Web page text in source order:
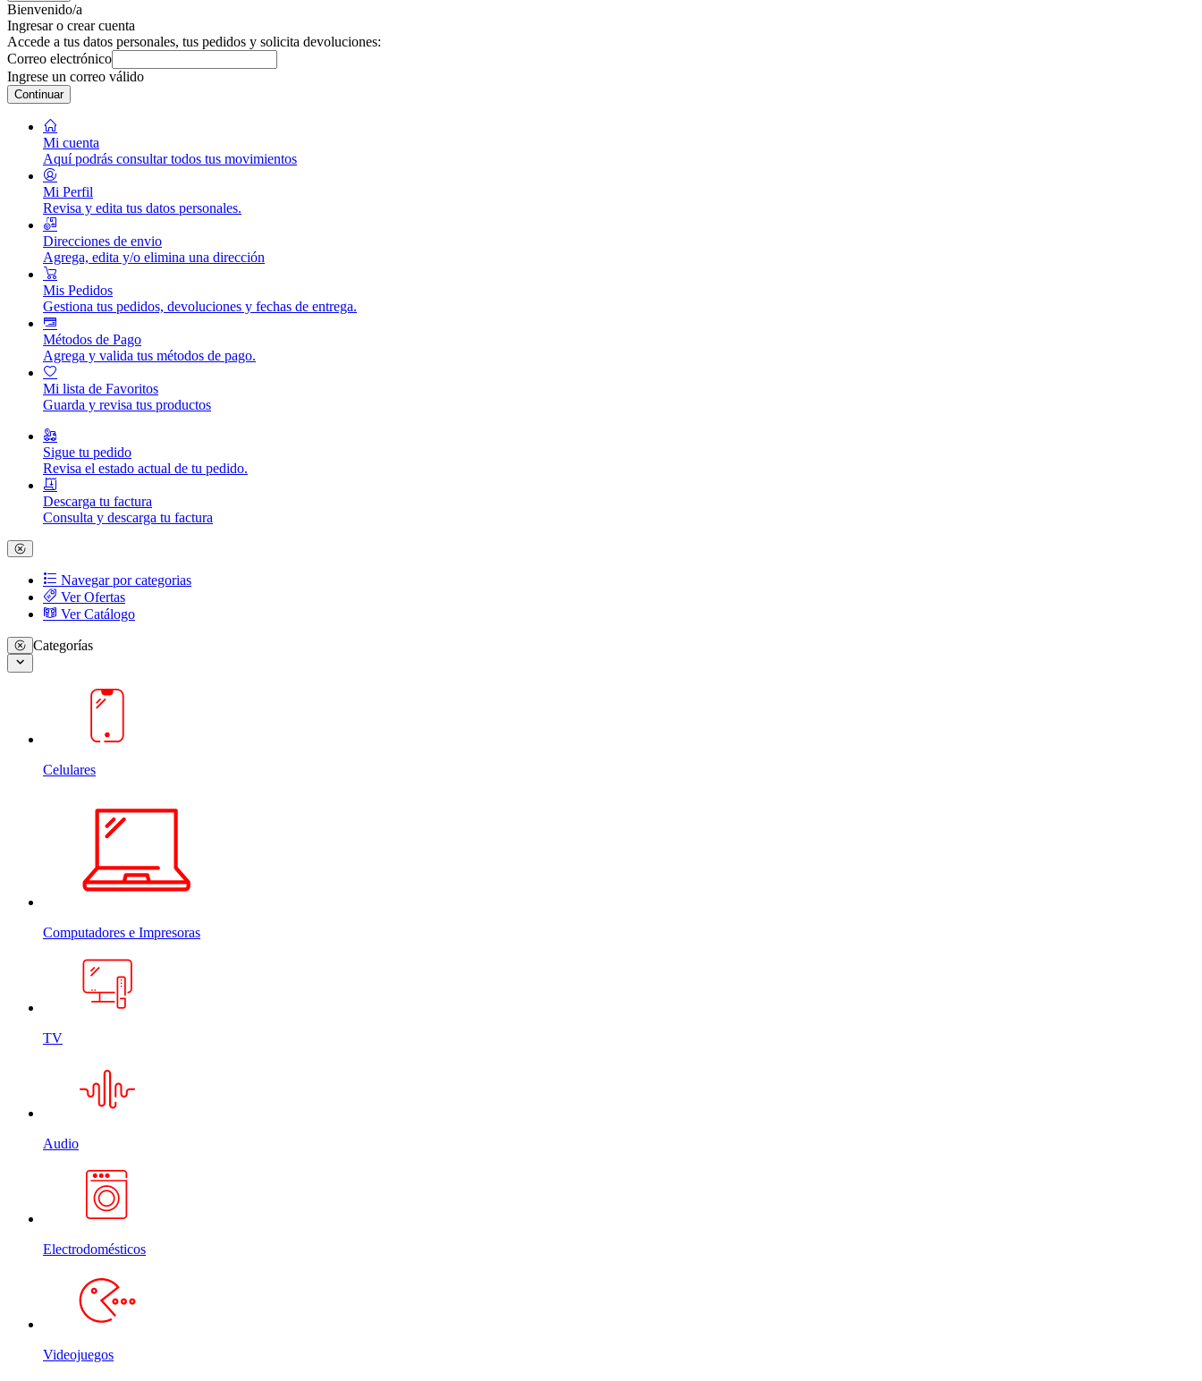
Bienvenido/a
Ingresar o crear cuenta
Accede a tus datos personales, tus pedidos y solicita devoluciones:
Correo electrónico
Ingrese un correo válido
Continuar
Mi cuenta
Aquí podrás consultar todos tus movimientos
Mi Perfil
Revisa y edita tus datos personales.
Direcciones de envio
Agrega, edita y/o elimina una dirección
Mis Pedidos
Gestiona tus pedidos, devoluciones y fechas de entrega.
Métodos de Pago
Agrega y valida tus métodos de pago.
Mi lista de Favoritos
Guarda y revisa tus productos
Sigue tu pedido
Revisa el estado actual de tu pedido.
Descarga tu factura
Consulta y descarga tu factura
Navegar por categorias
Ver Ofertas
Ver Catálogo
Categorías
Celulares
Computadores e Impresoras
TV
Audio
Electrodomésticos
Videojuegos